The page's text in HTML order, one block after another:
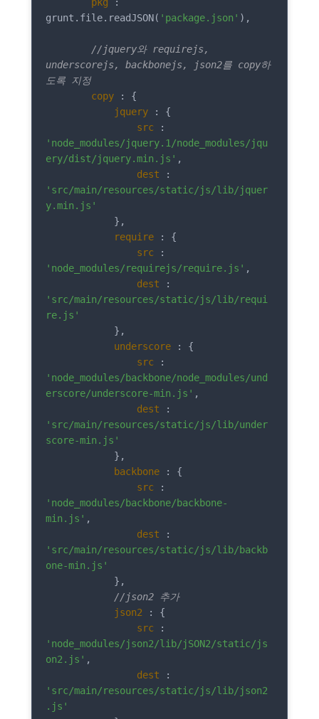
grunt.file.readJSON( 'package.json' ),
//jquery와 requirejs,
underscorejs, backbonejs, json2를 copy하
도록 지정
copy : {
jquery : {
src
'node_modules/jquery.1/node_modules/jqu
ery/dist/jquery.min.js' ,
dest
'src/main/resources/static/js/lib/jquer
y.min.js'
require : {
src
'node_modules/requirejs/require.js' ,
dest
'src/main/resources/static/js/lib/requi
re.js'
underscore : {
src
'node_modules/backbone/node_modules/und
erscore/underscore-min.js' ,
dest
'src/main/resources/static/js/lib/under
score-min.js'
backbone : {
src
'node_modules/backbone/backbone-
min.js' ,
dest
'src/main/resources/static/js/lib/backb
one-min.js'
//json2 추가
json2 : {
src
'node_modules/json2/lib/jSON2/static/js
on2.js' ,
dest
'src/main/resources/static/js/lib/json2
.js'